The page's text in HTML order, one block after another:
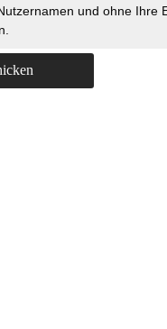
und ohne Ihre